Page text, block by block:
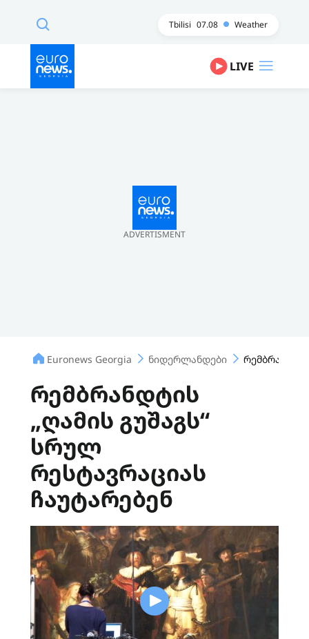
Tbilisi 07.08 Weather
LIVE
ADVERTISMENT
Euronews Georgia ნიდერლანდები
რემბრანდტის
„ღამის გუშაგს“
სრულ
რესტავრაციას
ჩაუტარებენ